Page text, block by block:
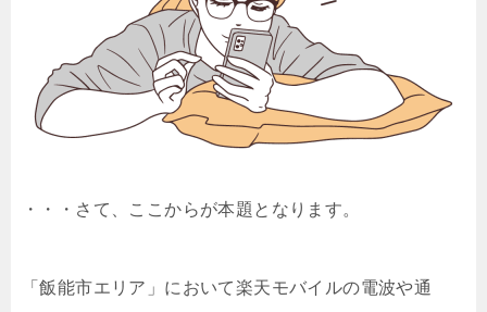
・・・さて、ここからが本題となります。
「飯能市エリア」において楽天モバイルの電波や通